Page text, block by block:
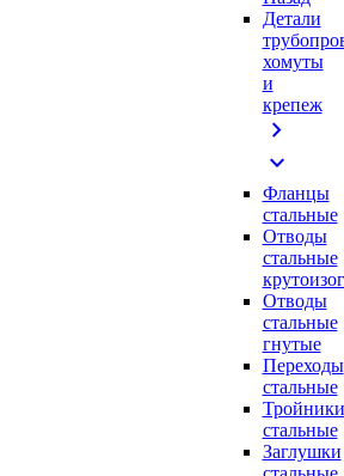
Детали
хомуты
и
крепеж
chevron_right
expand_more
Фланцы
стальные
Отводы
стальные
Отводы
стальные
гнутые
Переходы
стальные
Тройники
стальные
Заглушки